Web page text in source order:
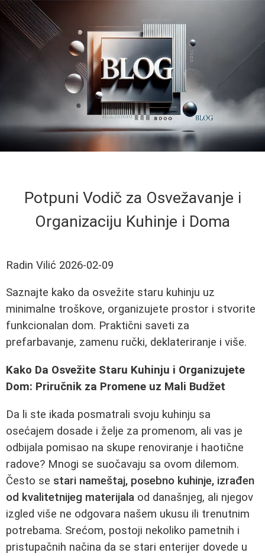
Potpuni Vodič za Osvežavanje i
Organizaciju Kuhinje i Doma
Radin Vilić 2026-02-09
Saznajte kako da osvežite staru kuhinju uz
minimalne troškove, organizujete prostor i stvorite
funkcionalan dom. Praktični saveti za
prefarbavanje, zamenu ručki, deklateriranje i više.
Kako Da Osvežite Staru Kuhinju i Organizujete
Dom: Priručnik za Promene uz Mali Budžet
Da li ste ikada posmatrali svoju kuhinju sa
osećajem dosade i želje za promenom, ali vas je
odbijala pomisao na skupe renoviranje i haotične
radove? Mnogi se suočavaju sa ovom dilemom.
Često se stari nameštaj, posebno kuhinje, izrađen
od kvalitetnijeg materijala od današnjeg, ali njegov
izgled više ne odgovara našem ukusu ili trenutnim
potrebama. Srećom, postoji nekoliko pametnih i
pristupačnih načina da se stari enterijer dovede u